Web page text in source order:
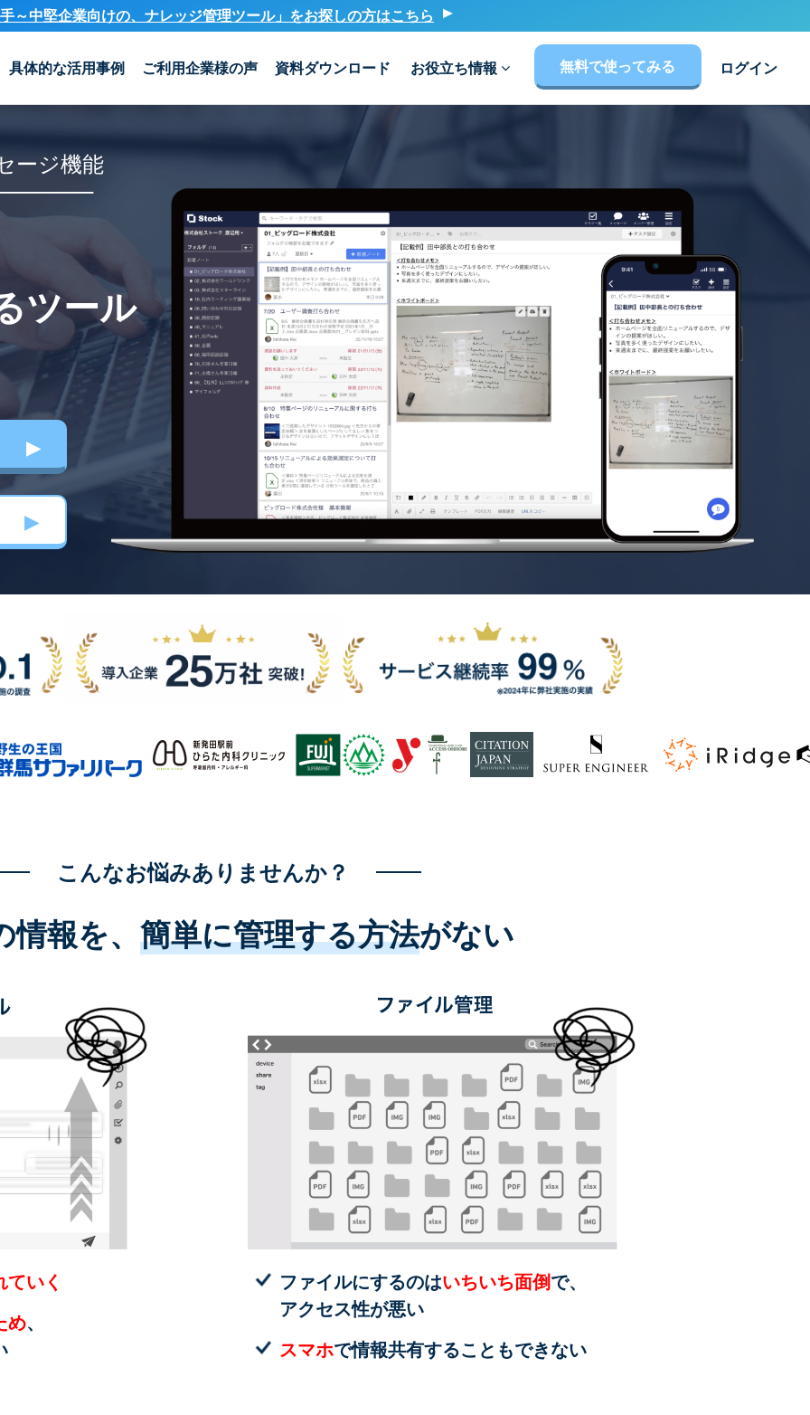
～中堅企業向けの、ナレッジ管理ツール」をお探しの方はこちら
具体的な活用事例 ご利用企業様の声 資料ダウンロード お役立ち情報 無料で使ってみる ログイン
ージ機能
ツール
こんなお悩みありませんか？
報を、 簡単に管理する方法がない
いく
め、
ファイルにするのはいちいち面倒で、
アクセス性が悪い
スマホで情報共有することもできない